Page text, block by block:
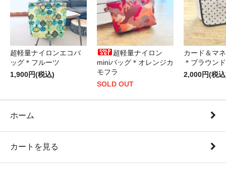
超軽量ナイロンエコバ
ッグ＊フルーツ
1,900円(税込)
超軽量ナイロン
miniバッグ＊オレンジカ
モフラ
SOLD OUT
カード＆マ
＊ブラウン
2,000円(税
ホーム
カートを見る